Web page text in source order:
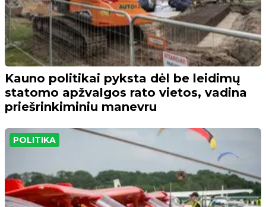
Kauno politikai pyksta dėl be leidimų
statomo apžvalgos rato vietos, vadina
priešrinkiminiu manevru
POLITIKA